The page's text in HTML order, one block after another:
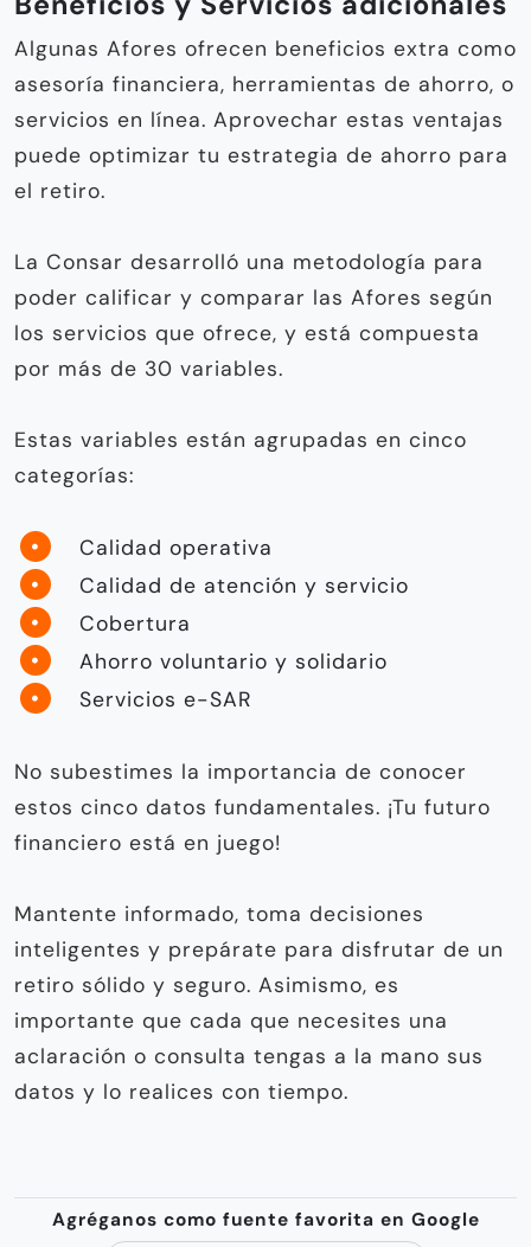
Algunas Afores ofrecen beneficios extra como
asesoría financiera, herramientas de ahorro, o
servicios en línea. Aprovechar estas ventajas
puede optimizar tu estrategia de ahorro para
el retiro.
La Consar desarrolló una metodología para
poder calificar y comparar las Afores según
los servicios que ofrece, y está compuesta
por más de 30 variables.
Estas variables están agrupadas en cinco
categorías:
Calidad operativa
Calidad de atención y servicio
Cobertura
Ahorro voluntario y solidario
Servicios e-SAR
No subestimes la importancia de conocer
estos cinco datos fundamentales. ¡Tu futuro
financiero está en juego!
Mantente informado, toma decisiones
inteligentes y prepárate para disfrutar de un
retiro sólido y seguro. Asimismo, es
importante que cada que necesites una
aclaración o consulta tengas a la mano sus
datos y lo realices con tiempo.
Agréganos como fuente favorita en Google